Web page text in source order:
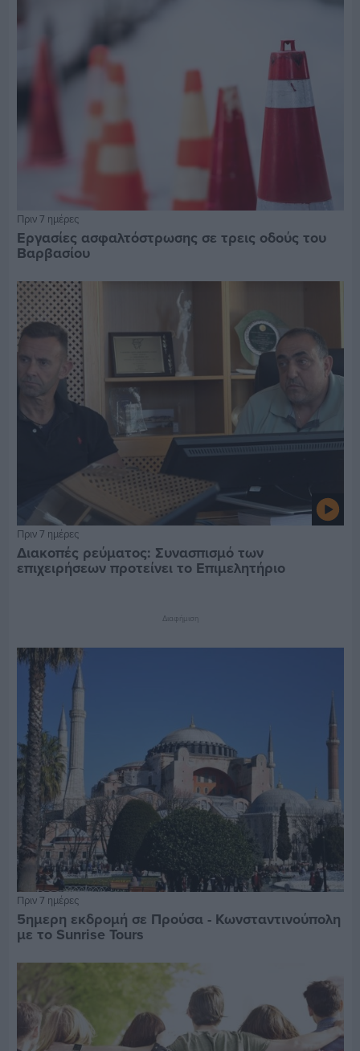
Πριν 7 ημέρες
Εργασίες ασφαλτόστρωσης σε τρεις οδούς του
Βαρβασίου
Πριν 7 ημέρες
Διακοπές ρεύματος: Συνασπισμό των
επιχειρήσεων προτείνει το Επιμελητήριο
Διαφήμιση
Πριν 7 ημέρες
5ημερη εκδρομή σε Προύσα - Κωνσταντινούπολη
με το Sunrise Tours